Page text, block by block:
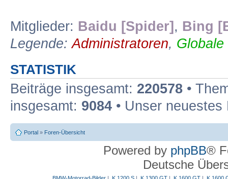
Mitglieder: Baidu [Spider] , Bing
Legende:Administratoren,
STATISTIK
Beiträge insgesamt: 220578 •
insgesamt: 9084 • Unser
Portal » Foren-Übersicht
Powered by phpBB®
Deutsche
BMW-Motorrad-Bilder| K 1200 S| K 1300 GT| K 1600 GT| K 1600